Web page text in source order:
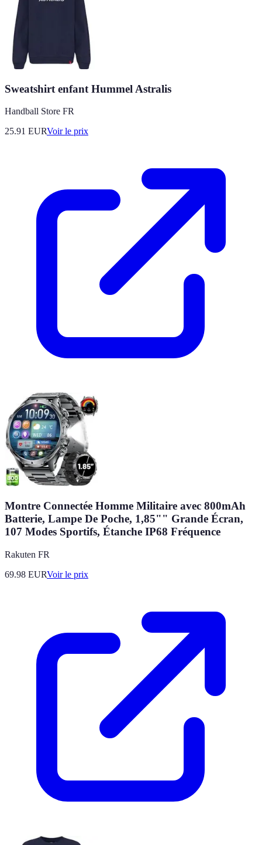
Sweatshirt enfant Hummel Astralis
Handball Store FR
25.91 EURVoir le prix
Montre Connectée Homme Militaire avec 800mAh
Batterie, Lampe De Poche, 1,85"" Grande Écran,
107 Modes Sportifs, Étanche IP68 Fréquence
Rakuten FR
69.98 EURVoir le prix